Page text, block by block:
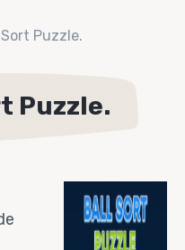
Puzzle.
Puzzle.